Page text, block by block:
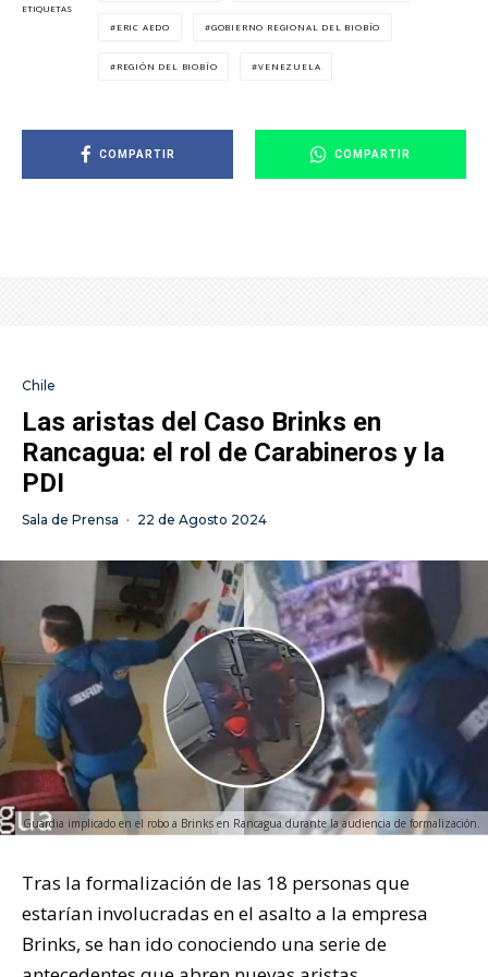
ETIQUETAS
ERIC AEDO GOBIERNO REGIONAL DEL BIOBÍO
REGIÓN DEL BIOBÍO VENEZUELA
COMPARTIR COMPARTIR
Chile
Las aristas del Caso Brinks en
Rancagua: el rol de Carabineros y la
PDI
Sala de Prensa · 22 de Agosto 2024
Guardia implicado en el robo a Brinks en Rancagua durante la audiencia de formalización.
Tras la formalización de las 18 personas que
estarían involucradas en el asalto a la empresa
Brinks, se han ido conociendo una serie de